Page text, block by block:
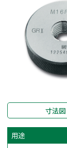
寸法図
用途